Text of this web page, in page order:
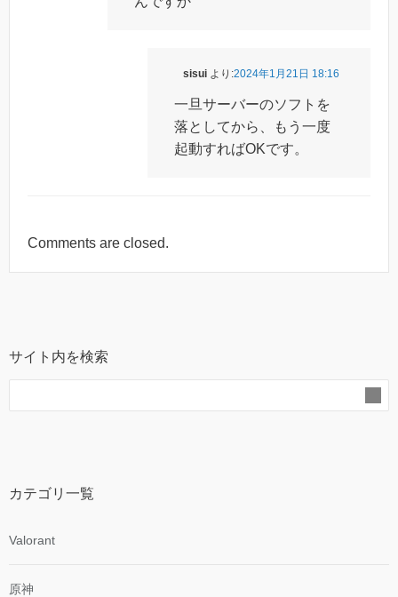
sisui より:2024年1月21日 18:16
一旦サーバーのソフトを
落としてから、もう一度
起動すればOKです。
Comments are closed.
サイト内を検索
カテゴリ一覧
Valorant
原神